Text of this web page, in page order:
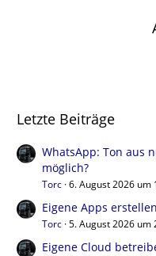
Letzte Beiträge
WhatsApp: Ton aus
möglich?
Torc 6. August 2026 um
Eigene Apps erstellen
Torc 5. August 2026 um
Eigene Cloud